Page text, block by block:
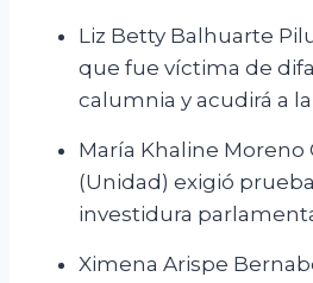
Liz Betty Balhuarte
que fue víctima de
calumnia y acudirá a
María Khaline Moreno
(Unidad) exigió
investidura
Ximena Arispe